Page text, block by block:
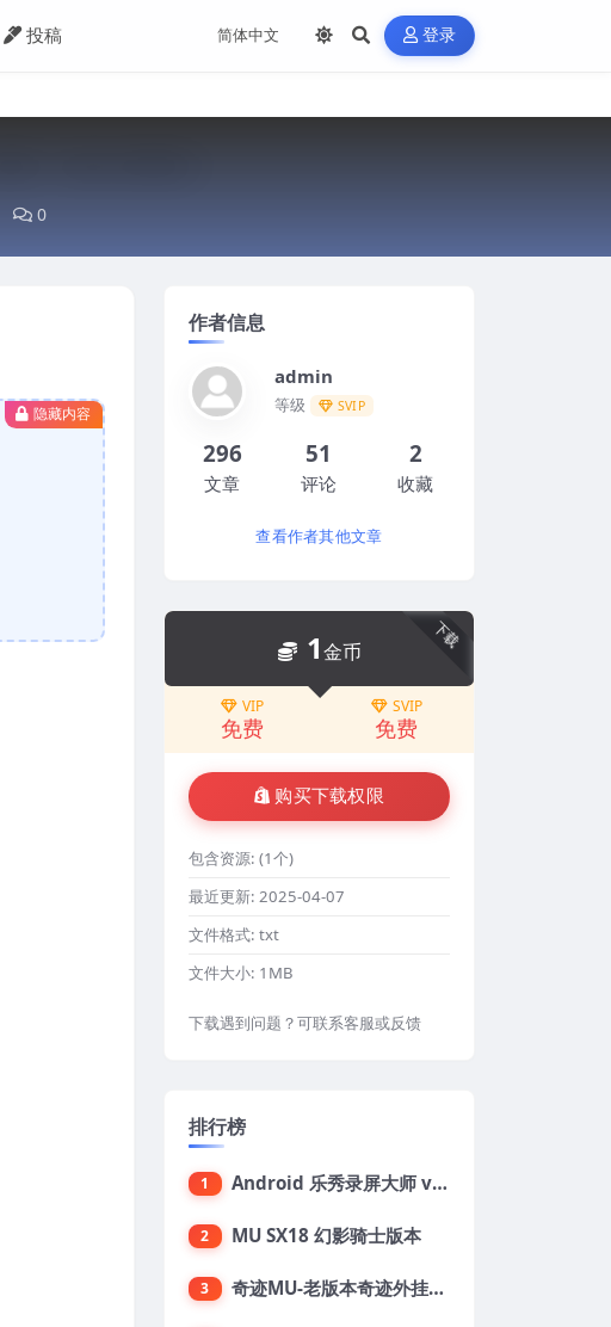
投稿 登录
0
隐藏内容
作者信息
admin
等级 SVIP
296
文章
51
评论
2
收藏
查看作者其他文章
下载
1金币
VIP
免费
SVIP
免费
购买下载权限
包含资源: (1个)
最近更新: 2025-04-07
文件格式: txt
文件大小: 1MB
下载遇到问题？可联系客服或反馈
排行榜
1 Android 乐秀录屏大师 v7.0.7解锁会员版
2 MU SX18 幻影骑士版本
3 奇迹MU-老版本奇迹外挂合集（70+）